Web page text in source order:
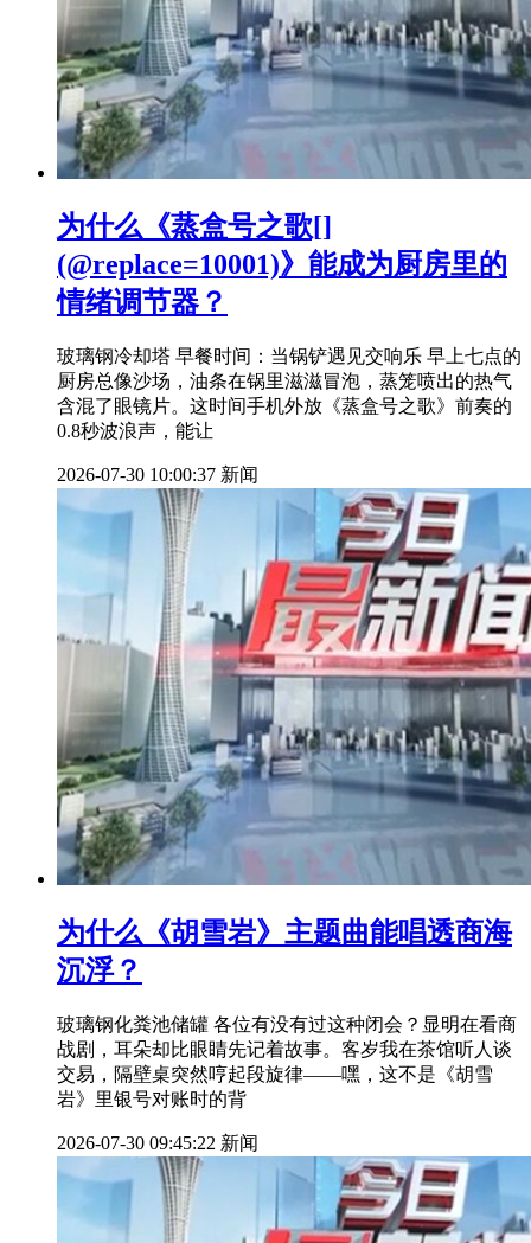
为什么《蒸盒号之歌[]
(@replace=10001)》能成为厨房里的
情绪调节器？
玻璃钢冷却塔 早餐时间：当锅铲遇见交响乐 早上七点的
厨房总像沙场，油条在锅里滋滋冒泡，蒸笼喷出的热气
含混了眼镜片。这时间手机外放《蒸盒号之歌》前奏的
0.8秒波浪声，能让
2026-07-30 10:00:37 新闻
为什么《胡雪岩》主题曲能唱透商海
沉浮？
玻璃钢化粪池储罐 各位有没有过这种闭会？显明在看商
战剧，耳朵却比眼睛先记着故事。客岁我在茶馆听人谈
交易，隔壁桌突然哼起段旋律——嘿，这不是《胡雪
岩》里银号对账时的背
2026-07-30 09:45:22 新闻